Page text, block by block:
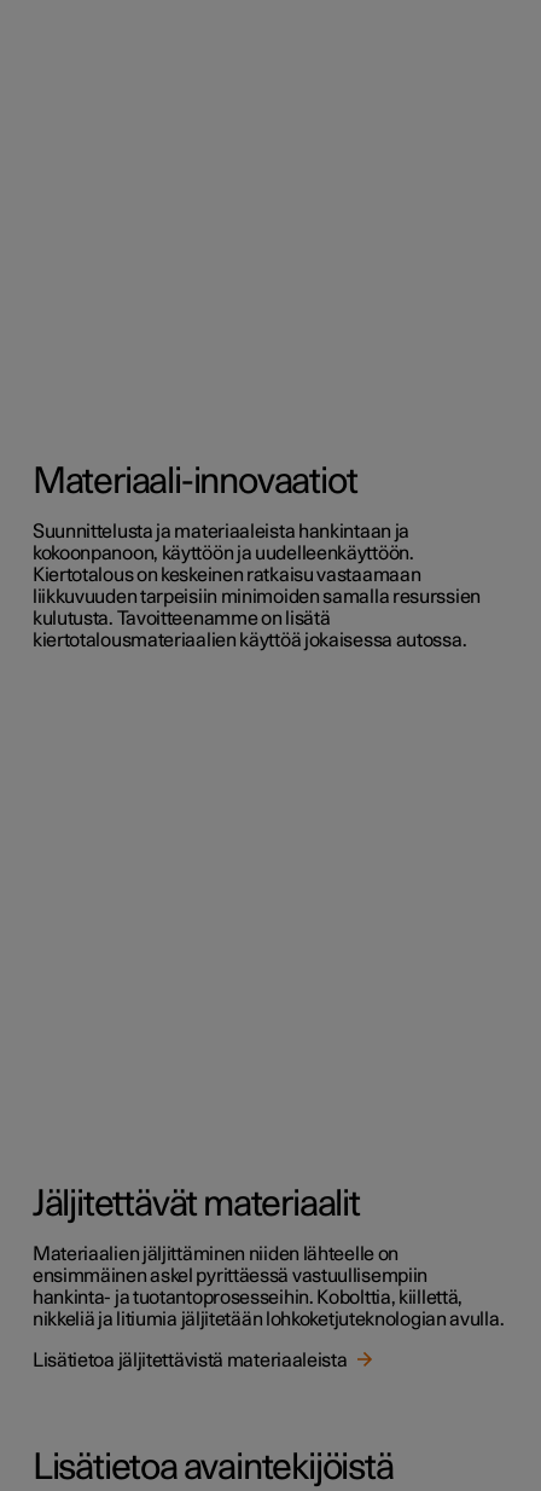
Materiaali-innovaatiot
Suunnittelusta ja materiaaleista hankintaan ja
kokoonpanoon, käyttöön ja uudelleenkäyttöön.
Kiertotalous on keskeinen ratkaisu vastaamaan
liikkuvuuden tarpeisiin minimoiden samalla resurssien
kulutusta. Tavoitteenamme on lisätä
kiertotalousmateriaalien käyttöä jokaisessa autossa.
Jäljitettävät materiaalit
Materiaalien jäljittäminen niiden lähteelle on
ensimmäinen askel pyrittäessä vastuullisempiin
hankinta- ja tuotantoprosesseihin. Kobolttia, kiillettä,
nikkeliä ja litiumia jäljitetään lohkoketjuteknologian avulla.
Lisätietoa jäljitettävistä materiaaleista
Lisätietoa avaintekijöistä